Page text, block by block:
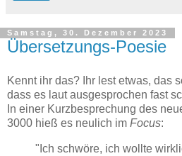
Samstag, 30. Dezember 2023
Übersetzungs-Poesie
Kennt ihr das? Ihr lest etwas, das
dass es laut ausgesprochen fast
In einer Kurzbesprechung des
3000 hieß es neulich im Focus:
"Ich schwöre, ich wollte